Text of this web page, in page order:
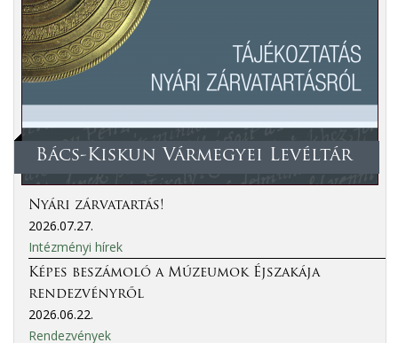
Bács-Kiskun Vármegyei Levéltár
Nyári zárvatartás!
2026.07.27.
Intézményi hírek
Képes beszámoló a Múzeumok Éjszakája
rendezvényről
2026.06.22.
Rendezvények